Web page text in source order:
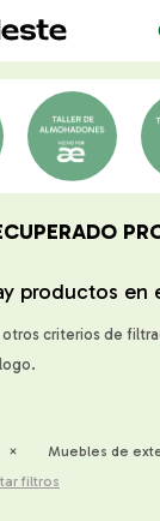
productos en
criterios de
Muebles de
filtros